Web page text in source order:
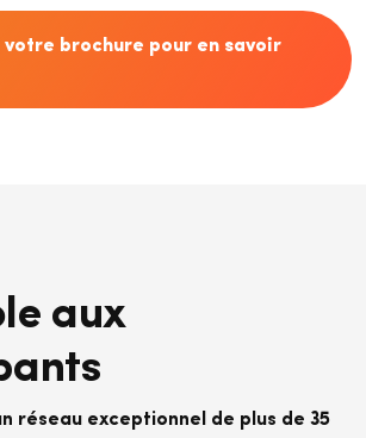
votre brochure pour en savoir
aux
réseau exceptionnel de plus de 35